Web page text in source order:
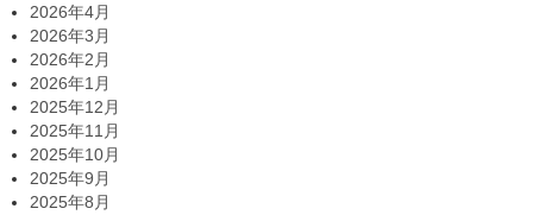
2026年4月
2026年3月
2026年2月
2026年1月
2025年12月
2025年11月
2025年10月
2025年9月
2025年8月